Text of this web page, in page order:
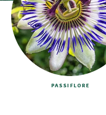
PASSIFLORE